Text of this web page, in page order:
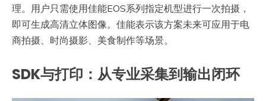
理。用户只需使用佳能EOS系列指定机型进行一次拍摄，
即可生成高清立体图像。佳能表示该方案未来可应用于电
商拍摄、时尚摄影、美食制作等场景。
SDK与打印：从专业采集到输出闭环